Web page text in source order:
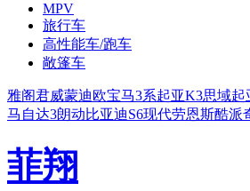
MPV
旅行车
高性能车/跑车
敞篷车
雅阁君威蒙迪欧宝马3系起亚K3思域起
马自达3朗动比亚迪S6现代劳恩斯酷派
菲翔